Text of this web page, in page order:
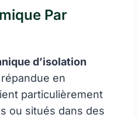
Par
d’isolation
en
particulièrement
ou situés dans des